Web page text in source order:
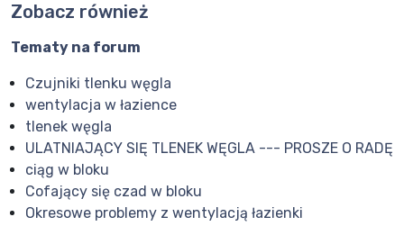
Zobacz również
Tematy na forum
Czujniki tlenku węgla
wentylacja w łazience
tlenek węgla
ULATNIAJĄCY SIĘ TLENEK WĘGLA --- PROSZE O RADĘ
ciąg w bloku
Cofający się czad w bloku
Okresowe problemy z wentylacją łazienki